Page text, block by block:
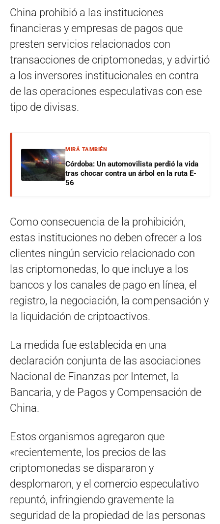
China prohibió a las instituciones
financieras y empresas de pagos que
presten servicios relacionados con
transacciones de criptomonedas, y advirtió
a los inversores institucionales en contra
de las operaciones especulativas con ese
tipo de divisas.
MIRÁ TAMBIÉN
Córdoba: Un automovilista perdió la vida
tras chocar contra un árbol en la ruta E-
56
Como consecuencia de la prohibición,
estas instituciones no deben ofrecer a los
clientes ningún servicio relacionado con
las criptomonedas, lo que incluye a los
bancos y los canales de pago en línea, el
registro, la negociación, la compensación y
la liquidación de criptoactivos.
La medida fue establecida en una
declaración conjunta de las asociaciones
Nacional de Finanzas por Internet, la
Bancaria, y de Pagos y Compensación de
China.
Estos organismos agregaron que
«recientemente, los precios de las
criptomonedas se dispararon y
desplomaron, y el comercio especulativo
repuntó, infringiendo gravemente la
seguridad de la propiedad de las personas